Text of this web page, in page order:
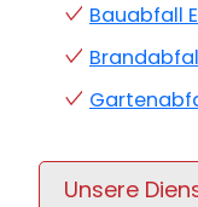
Bauabfall
Unsere